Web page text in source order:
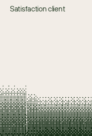
Satisfaction client